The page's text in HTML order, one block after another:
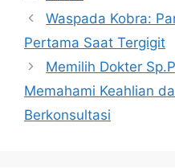
Waspada Kobra:
Pertama Saat Tergigit
Memilih Dokter
Memahami Keahlian
Berkonsultasi